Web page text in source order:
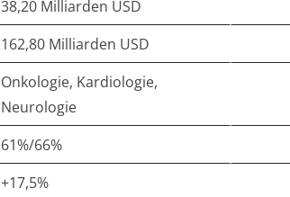
38,20 Milliarden USD
162,80 Milliarden USD
Onkologie, Kardiologie,
Neurologie
61%/66%
+17,5%